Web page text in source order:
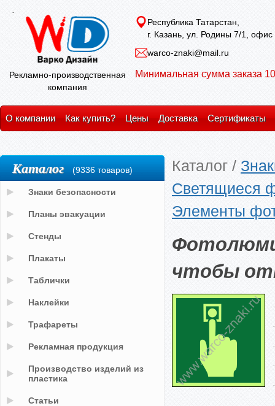
Рекламно-производственная
компания
Республика Татарстан,
г. Казань, ул. Родины 7/1, офис
warco-znaki@mail.ru
Минимальная сумма заказа
О компании Как купить? Цены Доставка Сертификаты
Каталог /
Светящиеся
Элементы
чтобы
Каталог (9336 товаров)
Знаки безопасности
Планы эвакуации
Стенды
Плакаты
Таблички
Наклейки
Трафареты
Рекламная продукция
Производство изделий из
пластика
Статьи